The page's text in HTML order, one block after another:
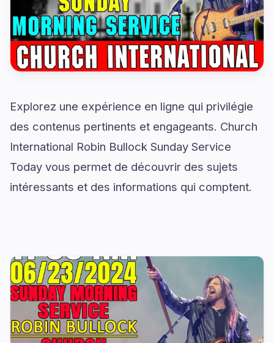
Explorez une expérience en ligne qui privilégie
des contenus pertinents et engageants. Church
International Robin Bullock Sunday Service
Today vous permet de découvrir des sujets
intéressants et des informations qui comptent.